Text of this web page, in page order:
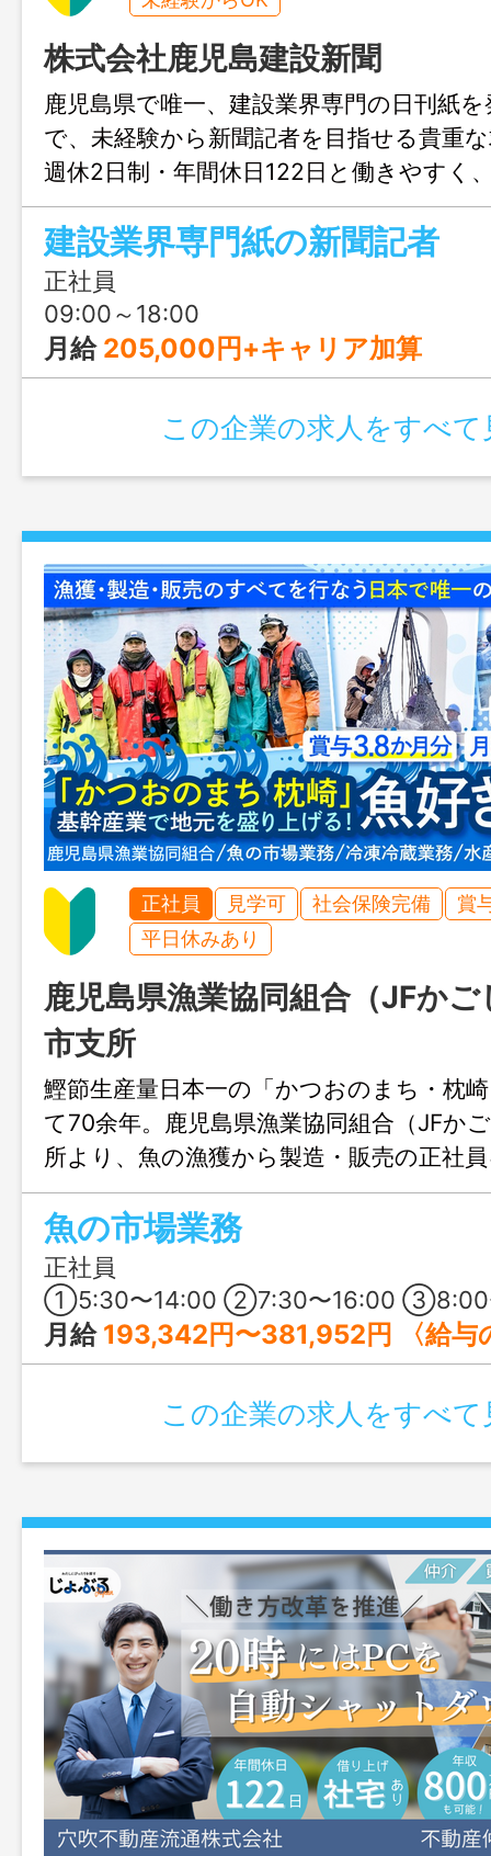
株式会社鹿児島建設新聞
鹿児島県で唯一、建設業界専門の日刊紙
で、未経験から新聞記者を目指せる貴重
週休2日制・年間休日122日と働きやすく
者や官公庁への取材を通じて、毎日新し
えます。文章を書くことや人と話すこと
自分らしく成長できる環境です。
建設業界専門紙の新聞記者
正社員
09:00～18:00
月給 205,000円+キャリア加算
この企業の求人をすべて
正社員 見学可 社会保険完備
賞
平日休みあり
鹿児島県漁業協同組合（JFか
市支所
鰹節生産量日本一の「かつおのまち・枕
て70余年。鹿児島県漁業協同組合（JFか
所より、魚の漁獲から製造・販売の正社
お魚が好き！漁師の仕事に興味がある！
盛り上げたい！そんな方に、まずは見学
でしょうか♪ 漁港の熱い職員さんたちの
見です！
魚の市場業務
正社員
①5:30〜14:00 ②7:30〜16:00 ③8:00〜17:00 または7:00〜15:30の時間の間の7時間程度 ※1年単位の変形労働時間
月給 193,342円〜381,952円 〈給与の内訳〉 基本給：174,000円〜350,000円 社会保険手当：9,222円〜10,282円 給食手当：10,120円〜21,670円 ※社会保険手当は、雇用保険・健康保険の本人負担分を補うものにな
この企業の求人をすべて